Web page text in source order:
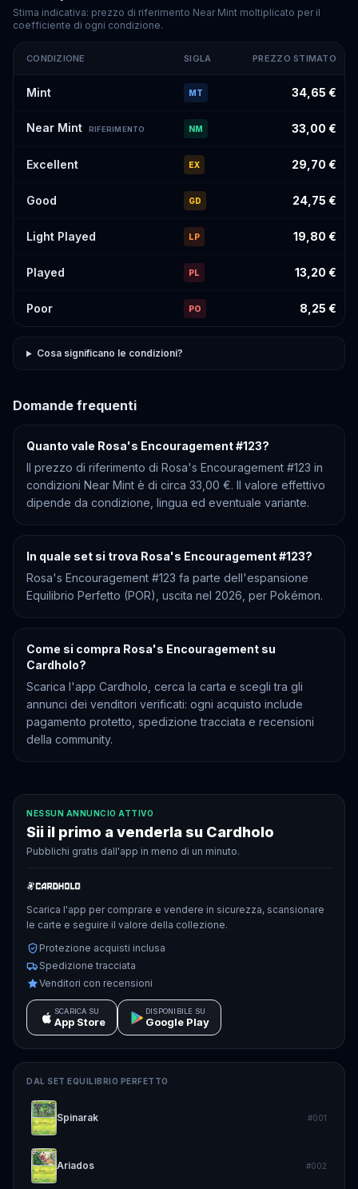
Stima indicativa: prezzo di riferimento Near Mint moltiplicato per il
coefficiente di ogni condizione.
Rosa's Encouragement
CONDIZIONE SIGLA PREZZO STIMATO
Mint MT 34,65 €
Near Mint RIFERIMENTO NM 33,00 €
Excellent EX 29,70 €
Good GD 24,75 €
Light Played LP 19,80 €
Played PL 13,20 €
Poor PO 8,25 €
Cosa significano le condizioni?
Domande frequenti
Quanto vale Rosa's Encouragement #123?
Il prezzo di riferimento di Rosa's Encouragement #123 in
condizioni Near Mint è di circa 33,00 €. Il valore effettivo
dipende da condizione, lingua ed eventuale variante.
In quale set si trova Rosa's Encouragement #123?
Rosa's Encouragement #123 fa parte dell'espansione
Equilibrio Perfetto (POR), uscita nel 2026, per Pokémon.
Come si compra Rosa's Encouragement su
Cardholo?
Scarica l'app Cardholo, cerca la carta e scegli tra gli
annunci dei venditori verificati: ogni acquisto include
pagamento protetto, spedizione tracciata e recensioni
della community.
NESSUN ANNUNCIO ATTIVO
Sii il primo a venderla su Cardholo
Pubblichi gratis dall'app in meno di un minuto.
Scarica l'app per comprare e vendere in sicurezza, scansionare
le carte e seguire il valore della collezione.
Protezione acquisti inclusa
Spedizione tracciata
Venditori con recensioni
SCARICA SU
App Store
DISPONIBILE SU
Google Play
DAL SET EQUILIBRIO PERFETTO
Spinarak #001
Ariados #002